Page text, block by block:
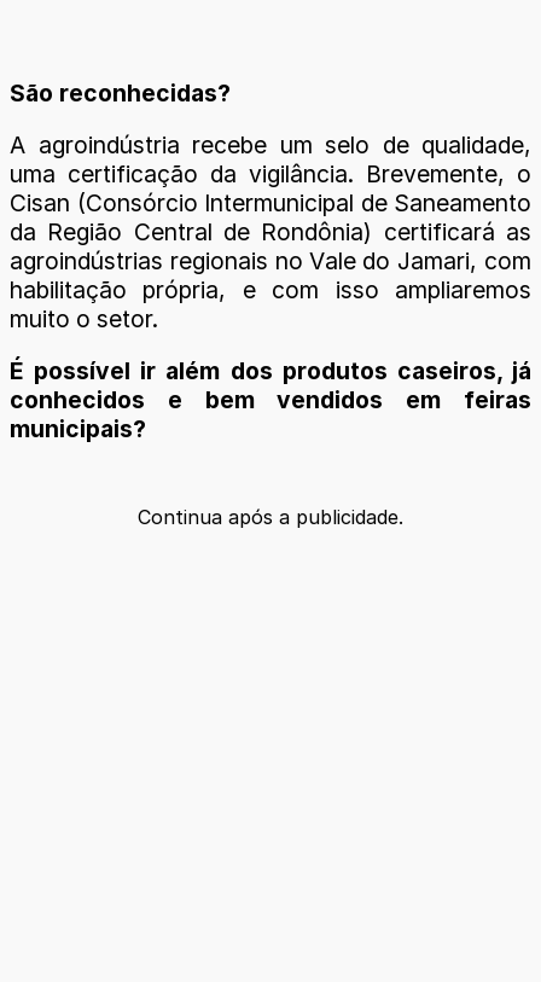
São reconhecidas?
A agroindústria recebe um selo de qualidade,
uma certificação da vigilância. Brevemente, o
Cisan (Consórcio Intermunicipal de Saneamento
da Região Central de Rondônia) certificará as
agroindústrias regionais no Vale do Jamari, com
habilitação própria, e com isso ampliaremos
muito o setor.
É possível ir além dos produtos caseiros, já
conhecidos e bem vendidos em feiras
municipais?
Continua após a publicidade.